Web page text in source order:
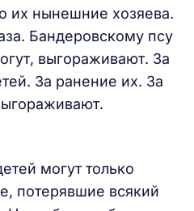
их нынешние хозяева.
Бандеровскому псу
выгораживают. За
За ранение их. За
могут только
потерявшие всякий